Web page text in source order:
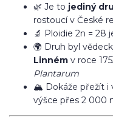
🌿 Je to jediný
rostoucí v České
🔬 Ploidie 2n = 28
🌍 Druh byl
Linném v roce
Plantarum
🏔️ Dokáže přežít i
výšce přes 2 000